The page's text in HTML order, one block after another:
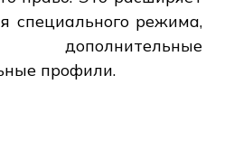
специального режима,
профили.